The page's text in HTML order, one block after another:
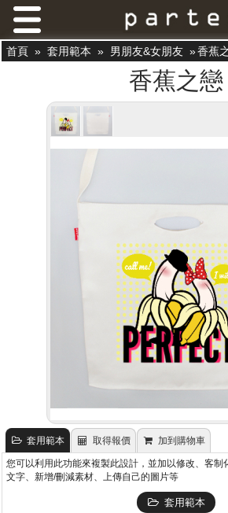
首頁 » 套用範本 » 男朋友&女朋友 »香蕉
香蕉之戀
套用範本 取得報價 加到購物車
您可以利用此功能來複製此設計，並加以修改、客制
文字、新增/刪減素材、上傳自己的圖片等
套用範本